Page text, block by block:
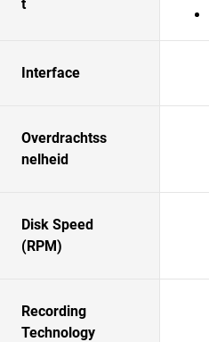
t
Interface
Overdrachtss
nelheid
Disk Speed
(RPM)
Recording
Technology